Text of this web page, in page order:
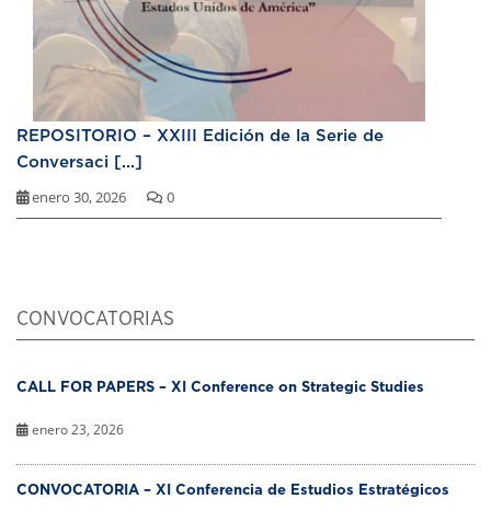
REPOSITORIO – XXIII Edición de la Serie de
Conversaci [...]
enero 30, 2026 0
CONVOCATORIAS
CALL FOR PAPERS – XI Conference on Strategic Studies
enero 23, 2026
CONVOCATORIA – XI Conferencia de Estudios Estratégicos